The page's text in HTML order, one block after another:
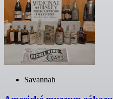
Savannah